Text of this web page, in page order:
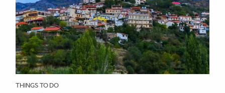
THINGS TO DO